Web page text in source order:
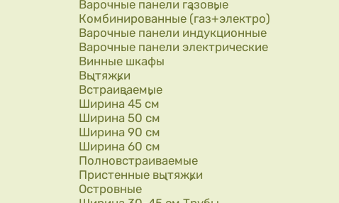
Варочные панели газовые
Комбинированные (газ+электро)
Варочные панели индукционные
Варочные панели электрические
Винные шкафы
Вытяжки
Встраиваемые
Ширина 45 см
Ширина 50 см
Ширина 90 см
Ширина 60 см
Полновстраиваемые
Пристенные вытяжки
Островные